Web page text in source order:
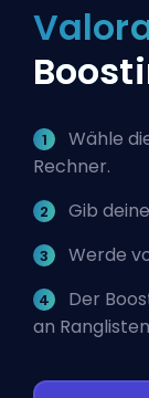
Wähle
Rechner.
Gib
Werde
Der
an